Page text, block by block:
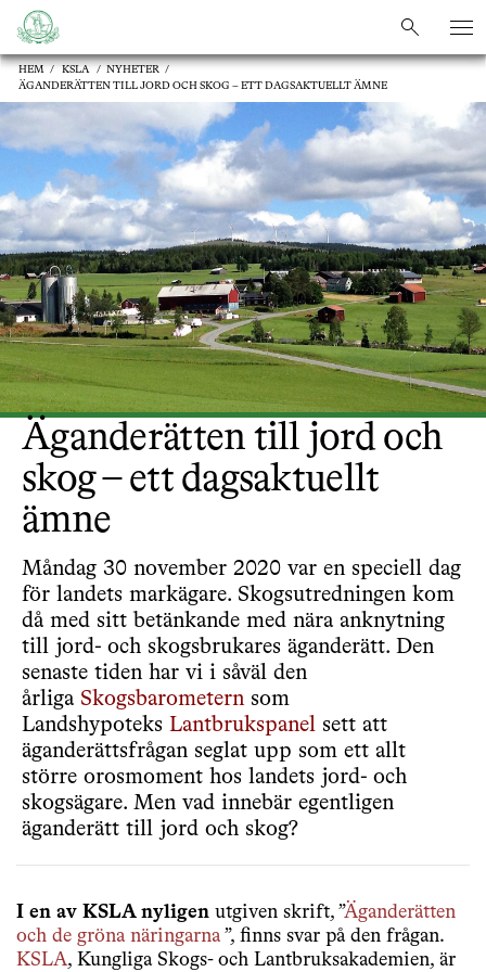
sök
sök
HEM / KSLA / NYHETER /
ÄGANDERÄTTEN TILL JORD OCH SKOG – ETT DAGSAKTUELLT ÄMNE
Äganderätten till jord och
skog – ett dagsaktuellt
ämne
Måndag 30 november 2020 var en speciell dag
för landets markägare. Skogsutredningen kom
då med sitt betänkande med nära anknytning
till jord- och skogsbrukares äganderätt. Den
senaste tiden har vi i såväl den
årliga Skogsbarometern som
Landshypoteks Lantbrukspanel sett att
äganderättsfrågan seglat upp som ett allt
större orosmoment hos landets jord- och
skogsägare. Men vad innebär egentligen
äganderätt till jord och skog?
I en av KSLA nyligen utgiven skrift, ”Äganderätten
och de gröna näringarna”, finns svar på den frågan.
KSLA, Kungliga Skogs- och Lantbruksakademien, är